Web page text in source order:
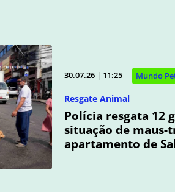
30.07.26 | 11:25 Mundo
Resgate Animal
Polícia resgata 12
situação de maus-
apartamento de